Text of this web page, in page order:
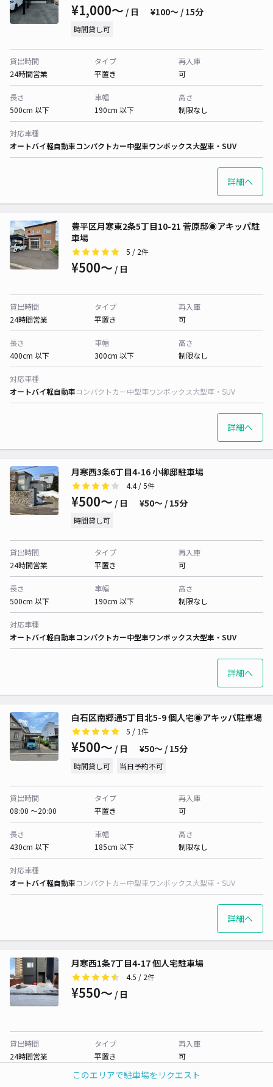
このエリアで駐車場をリクエスト
¥1,000〜 / 日 ¥100〜 / 15分
時間貸し可
貸出時間
24時間営業
タイプ
平置き
再入庫
可
長さ
500cm 以下
車幅
190cm 以下
高さ
制限なし
対応車種
オートバイ軽自動車コンパクトカー中型車ワンボックス大型車・SUV
詳細へ
豊平区月寒東2条5丁目10-21 菅原邸◉アキッパ駐
車場
5 / 2件
¥500〜 / 日
貸出時間
24時間営業
タイプ
平置き
再入庫
可
長さ
400cm 以下
車幅
300cm 以下
高さ
制限なし
対応車種
オートバイ軽自動車コンパクトカー中型車ワンボックス大型車・SUV
詳細へ
月寒西3条6丁目4-16 小柳邸駐車場
4.4/ 5件
¥500〜 / 日 ¥50〜 / 15分
時間貸し可
貸出時間
24時間営業
タイプ
平置き
再入庫
可
長さ
500cm 以下
車幅
190cm 以下
高さ
制限なし
対応車種
オートバイ軽自動車コンパクトカー中型車ワンボックス大型車・SUV
詳細へ
白石区南郷通5丁目北5-9 個人宅◉アキッパ駐車場
5 / 1件
¥500〜 / 日 ¥50〜 / 15分
時間貸し可 当日予約不可
貸出時間
08:00 〜20:00
タイプ
平置き
再入庫
可
長さ
430cm 以下
車幅
185cm 以下
高さ
制限なし
対応車種
オートバイ軽自動車コンパクトカー中型車ワンボックス大型車・SUV
詳細へ
月寒西1条7丁目4-17 個人宅駐車場
4.5 / 2件
¥550〜 / 日
貸出時間
24時間営業
タイプ
平置き
再入庫
可
車幅 高さ